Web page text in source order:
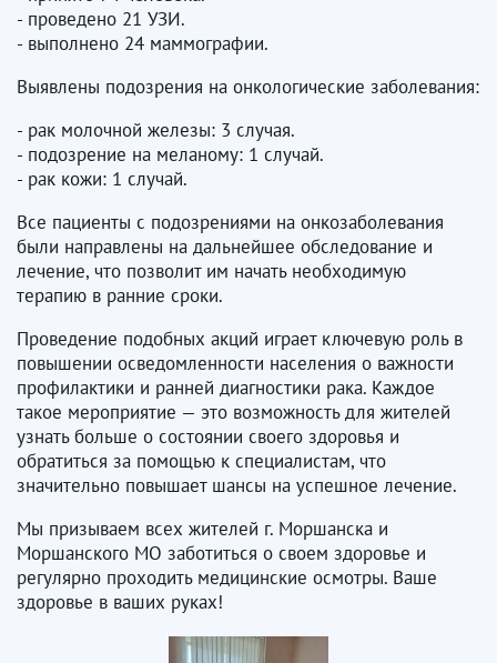
- проведено 21 УЗИ.
- выполнено 24 маммографии.
Выявлены подозрения на онкологические заболевания:
- рак молочной железы: 3 случая.
- подозрение на меланому: 1 случай.
- рак кожи: 1 случай.
Все пациенты с подозрениями на онкозаболевания
были направлены на дальнейшее обследование и
лечение, что позволит им начать необходимую
терапию в ранние сроки.
Проведение подобных акций играет ключевую роль в
повышении осведомленности населения о важности
профилактики и ранней диагностики рака. Каждое
такое мероприятие — это возможность для жителей
узнать больше о состоянии своего здоровья и
обратиться за помощью к специалистам, что
значительно повышает шансы на успешное лечение.
Мы призываем всех жителей г. Моршанска и
Моршанского МО заботиться о своем здоровье и
регулярно проходить медицинские осмотры. Ваше
здоровье в ваших руках!